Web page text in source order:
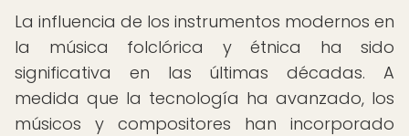
La influencia de los instrumentos modernos en
la música folclórica y étnica ha sido
significativa en las últimas décadas. A
medida que la tecnología ha avanzado, los
músicos y compositores han incorporado